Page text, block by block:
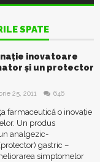
SPATE
inovatoare
și un protector
25, 2011 646
farmaceutică o inovație
Un produs
analgezic-
gastric –
simptomelor